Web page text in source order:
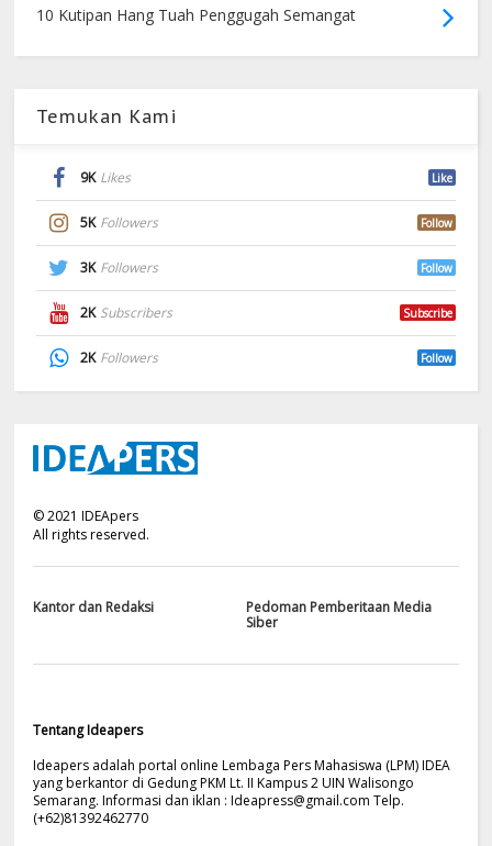
10 Kutipan Hang Tuah Penggugah Semangat
Temukan Kami
9K Likes Like
5K Followers Follow
3K Followers Follow
2K Subscribers Subscribe
2K Followers Follow
©2021 IDEApers
All rights reserved.
Kantor dan Redaksi
Pedoman Pemberitaan Media
Siber
Tentang Ideapers
Ideapers adalah portal online Lembaga Pers Mahasiswa (LPM) IDEA
yang berkantor di Gedung PKM Lt. II Kampus 2 UIN Walisongo
Semarang. Informasi dan iklan :Ideapress@gmail.com Telp.
(+62)81392462770